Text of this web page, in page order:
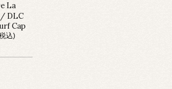
La
/ DLC
Cap
込)